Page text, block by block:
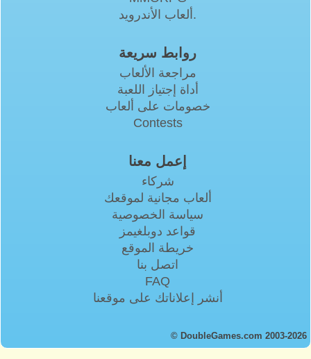
ألعاب الأندرويد.
روابط سريعة
مراجعة الألعاب
أداة إجتياز اللعبة
خصومات على ألعاب
Contests
إعمل معنا
شركاء
ألعاب مجانية لموقعك
سياسة الخصوصية
قواعد دوبلغيمز
خريطة الموقع
اتصل بنا
FAQ
أنشر إعلاناتك على موقعنا
© DoubleGames.com 2003-2026